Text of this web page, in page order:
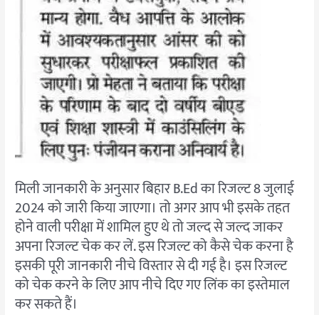
मिली जानकारी के अनुसार बिहार B.Ed का रिजल्ट 8 जुलाई
2024 को जारी किया जाएगा। तो अगर आप भी इसके तहत
होने वाली परीक्षा में शामिल हुए थे तो जल्द से जल्द जाकर
अपना रिजल्ट चेक कर लें. इस रिजल्ट को कैसे चेक करना है
इसकी पूरी जानकारी नीचे विस्तार से दी गई है। इस रिजल्ट
को चेक करने के लिए आप नीचे दिए गए लिंक का इस्तेमाल
कर सकते हैं।